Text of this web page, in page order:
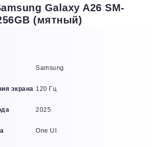
Galaxy A26 SM-
(мятный)
Samsung
экрана 120 Гц
2025
One UI